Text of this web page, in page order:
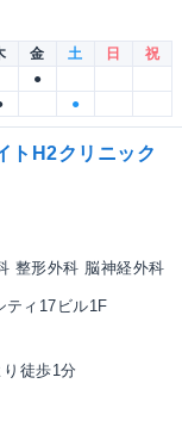
金 土 日
祝
●
●
トH2クリニック
整形外科 脳神経外科
ティ17ビル1F
徒歩1分